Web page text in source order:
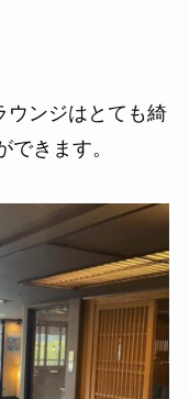
ウンジはとても綺
きます。